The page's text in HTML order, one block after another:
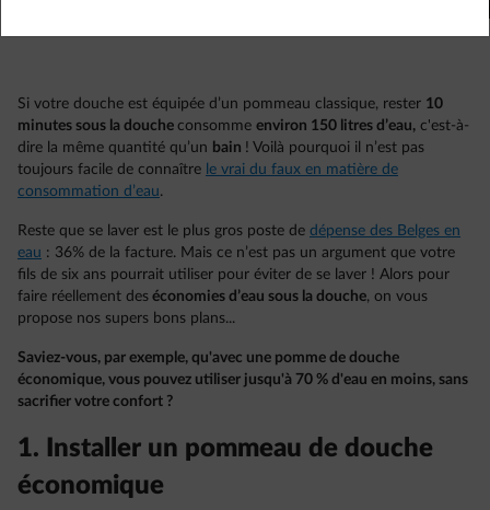
Si votre douche est équipée d’un pommeau classique, rester 10
minutes sous la douche consomme environ 150 litres d’eau, c'est-à-
dire la même quantité qu’un bain ! Voilà pourquoi il n’est pas
toujours facile de connaître le vrai du faux en matière de
consommation d’eau.
Reste que se laver est le plus gros poste de dépense des Belges en
eau : 36% de la facture. Mais ce n’est pas un argument que votre
fils de six ans pourrait utiliser pour éviter de se laver ! Alors pour
faire réellement des économies d’eau sous la douche, on vous
propose nos supers bons plans...
Saviez-vous, par exemple, qu'avec une pomme de douche
économique, vous pouvez utiliser jusqu'à 70 % d'eau en moins, sans
sacrifier votre confort ?
1. Installer un pommeau de douche
économique